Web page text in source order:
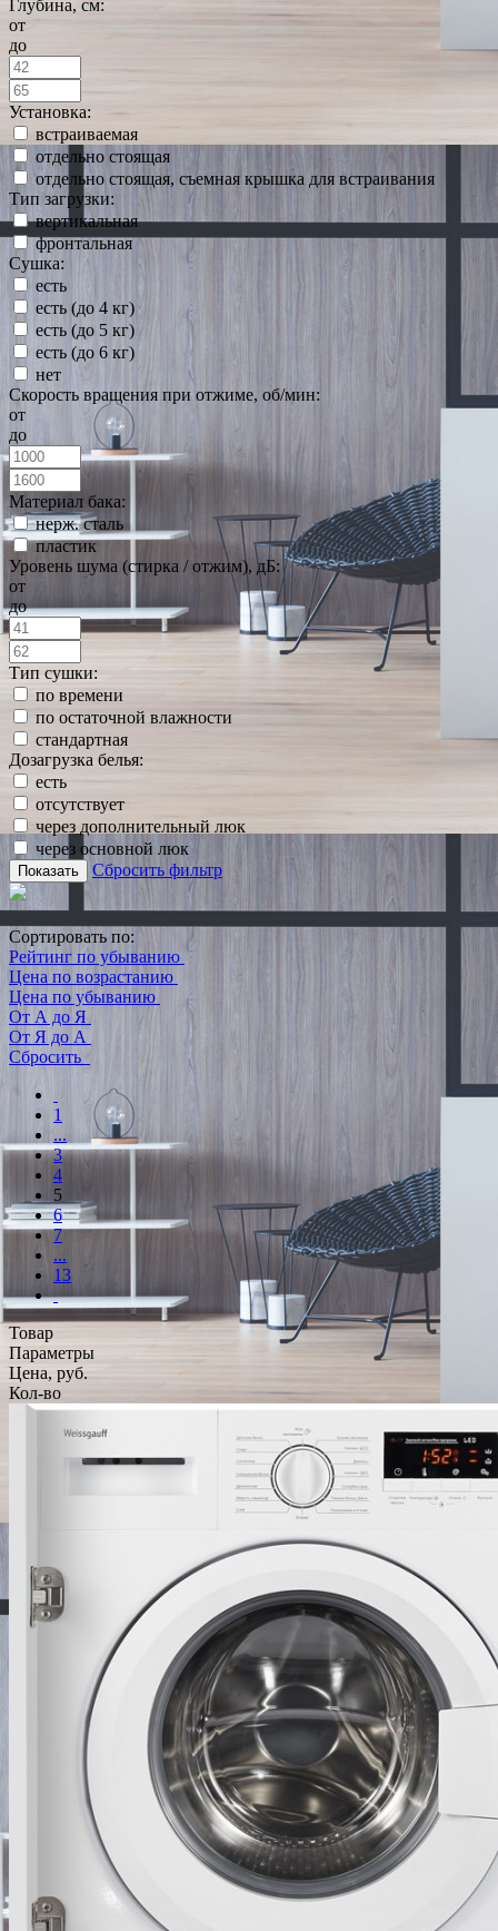
Глубина, см:
от
до
Установка:
встраиваемая
отдельно стоящая
отдельно стоящая, съемная крышка для встраивания
Тип загрузки:
вертикальная
фронтальная
Сушка:
есть
есть (до 4 кг)
есть (до 5 кг)
есть (до 6 кг)
нет
Скорость вращения при отжиме, об/мин:
от
до
Материал бака:
нерж. сталь
пластик
Уровень шума (стирка / отжим), дБ:
от
до
Тип сушки:
по времени
по остаточной влажности
стандартная
Дозагрузка белья:
есть
отсутствует
через дополнительный люк
через основной люк
Показать Сбросить фильтр
Сортировать по:
Рейтинг по убыванию
Цена по возрастанию
Цена по убыванию
От А до Я
От Я до А
Сбросить
1
...
3
4
5
6
7
...
13
Товар
Параметры
Цена, руб.
Кол-во